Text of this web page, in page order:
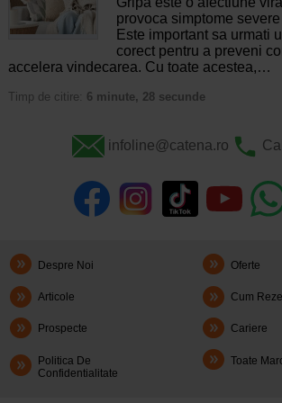
provoca simptome
Este important sa urmati
corect pentru a preveni
accelera vindecarea. Cu toate acestea,…
Timp de citire: 6 minute, 28 secunde
infoline@catena.ro
Despre Noi Oferte
Articole Cum
Prospecte Cariere
Politica De
Confidentialitate
Toate